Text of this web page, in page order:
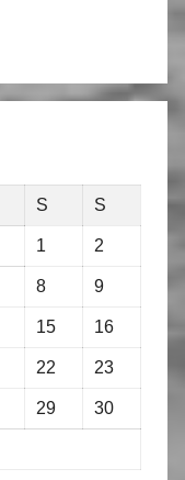
S S
1 2
8 9
15 16
22 23
29 30